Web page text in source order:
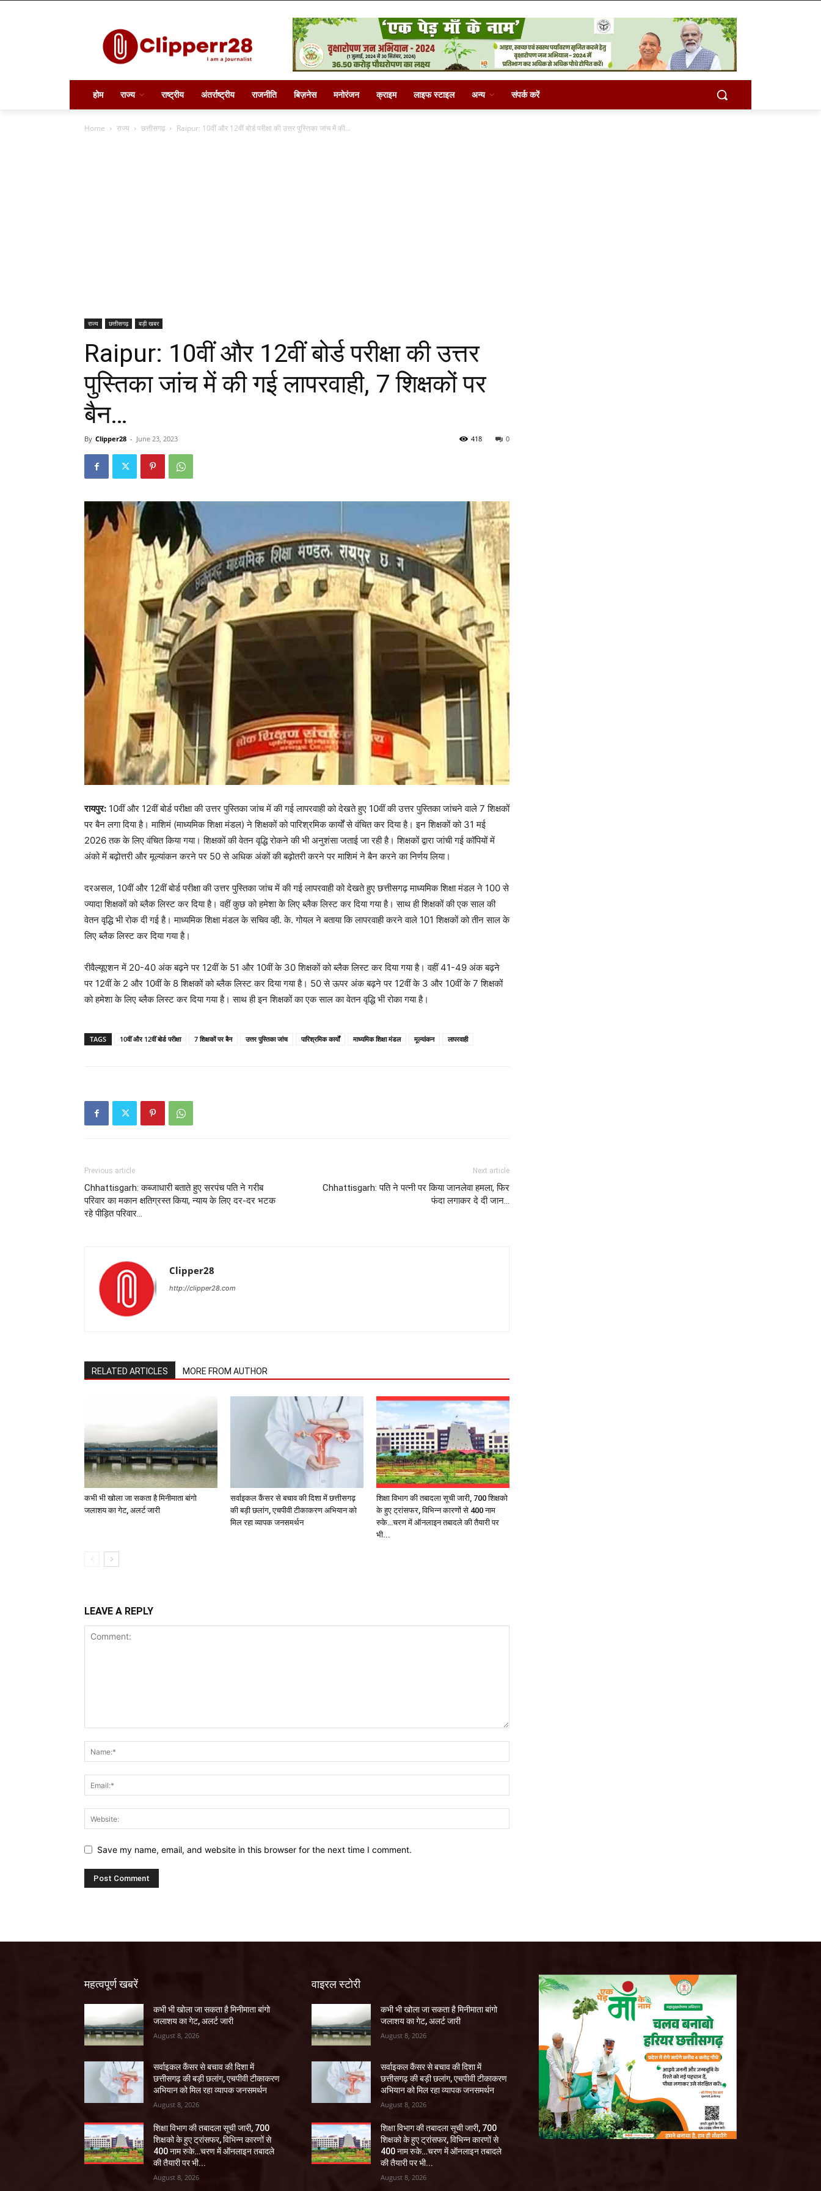
होम राज्य राष्ट्रीय अंतर्राष्ट्रीय राजनीति बिज़नेस मनोरंजन क्राइम लाइफ स्टाइल अन्य संपर्क करें
Home राज्य छत्तीसगढ़ Raipur: 10वीं और 12वीं बोर्ड परीक्षा की उत्तर पुस्तिका जांच में की...
राज्य छत्तीसगढ़ बड़ी खबर
Raipur: 10वीं और 12वीं बोर्ड परीक्षा की उत्तर
पुस्तिका जांच में की गई लापरवाही, 7 शिक्षकों पर
बैन…
By Clipper28 - June 23, 2023 0
418
रायपुर: 10वीं और 12वीं बोर्ड परीक्षा की उत्तर पुस्तिका जांच में की गई लापरवाही को देखते हुए 10वीं की उत्तर पुस्तिका जांचने वाले 7 शिक्षकों
पर बैन लगा दिया है। माशिमं (माध्यमिक शिक्षा मंडल) ने शिक्षकों को पारिश्रमिक कार्यों से वंचित कर दिया है। इन शिक्षकों को 31 मई
2026 तक के लिए वंचित किया गया। शिक्षकों की वेतन वृद्धि रोकने की भी अनुशंसा जताई जा रही है। शिक्षकों द्वारा जांची गई कॉपियों में
अंको में बढ़ोत्तरी और मूल्यांकन करने पर 50 से अधिक अंकों की बढ़ोतरी करने पर माशिमं ने बैन करने का निर्णय लिया।
दरअसल, 10वीं और 12वीं बोर्ड परीक्षा की उत्तर पुस्तिका जांच में की गई लापरवाही को देखते हुए छत्तीसगढ़ माध्यमिक शिक्षा मंडल ने 100 से
ज्यादा शिक्षकों को ब्लैक लिस्ट कर दिया है। वहीं कुछ को हमेशा के लिए ब्लैक लिस्ट कर दिया गया है। साथ ही शिक्षकों की एक साल की
वेतन वृद्धि भी रोक दी गई है। माध्यमिक शिक्षा मंडल के सचिव व्ही. के. गोयल ने बताया कि लापरवाही करने वाले 101 शिक्षकों को तीन साल के
लिए ब्लैक लिस्ट कर दिया गया है।
रीवैल्यूएशन में 20-40 अंक बढ़ने पर 12वीं के 51 और 10वीं के 30 शिक्षकों को ब्लैक लिस्ट कर दिया गया है। वहीं 41-49 अंक बढ़ने
पर 12वीं के 2 और 10वीं के 8 शिक्षकों को ब्लैक लिस्ट कर दिया गया है। 50 से ऊपर अंक बढ़ने पर 12वीं के 3 और 10वीं के 7 शिक्षकों
को हमेशा के लिए ब्लैक लिस्ट कर दिया गया है। साथ ही इन शिक्षकों का एक साल का वेतन वृद्धि भी रोका गया है।
TAGS 10वीं और 12वीं बोर्ड परीक्षा 7 शिक्षकों पर बैन उत्तर पुस्तिका जांच पारिश्रमिक कार्यों माध्यमिक शिक्षा मंडल मूल्यांकन लापरवाही
Previous article
Chhattisgarh: कब्जाधारी बताते हुए सरपंच पति ने गरीब
परिवार का मकान क्षतिग्रस्त किया, न्याय के लिए दर-दर भटक
रहे पीड़ित परिवार…
Next article
Chhattisgarh: पति ने पत्नी पर किया जानलेवा हमला, फिर
फंदा लगाकर दे दी जान…
Clipper28
http://clipper28.com
RELATED ARTICLES MORE FROM AUTHOR
कभी भी खोला जा सकता है मिनीमाता बांगो
जलाशय का गेट, अलर्ट जारी
सर्वाइकल कैंसर से बचाव की दिशा में छत्तीसगढ़
की बड़ी छलांग, एचपीवी टीकाकरण अभियान को
मिल रहा व्यापक जनसमर्थन
शिक्षा विभाग की तबादला सूची जारी, 700 शिक्षको
के हुए ट्रांसफर, विभिन्न कारणों से 400 नाम
रुके…चरण में ऑनलाइन तबादले की तैयारी पर
भी...
LEAVE A REPLY
Save my name, email, and website in this browser for the next time I comment.
महत्वपूर्ण खबरें
कभी भी खोला जा सकता है मिनीमाता बांगो
जलाशय का गेट, अलर्ट जारी
August 8, 2026
सर्वाइकल कैंसर से बचाव की दिशा में
छत्तीसगढ़ की बड़ी छलांग, एचपीवी टीकाकरण
अभियान को मिल रहा व्यापक जनसमर्थन
August 8, 2026
शिक्षा विभाग की तबादला सूची जारी, 700
शिक्षको के हुए ट्रांसफर, विभिन्न कारणों से
400 नाम रुके…चरण में ऑनलाइन तबादले
की तैयारी पर भी...
August 8, 2026
वाइरल स्टोरी
कभी भी खोला जा सकता है मिनीमाता बांगो
जलाशय का गेट, अलर्ट जारी
August 8, 2026
सर्वाइकल कैंसर से बचाव की दिशा में
छत्तीसगढ़ की बड़ी छलांग, एचपीवी टीकाकरण
अभियान को मिल रहा व्यापक जनसमर्थन
August 8, 2026
शिक्षा विभाग की तबादला सूची जारी, 700
शिक्षको के हुए ट्रांसफर, विभिन्न कारणों से
400 नाम रुके…चरण में ऑनलाइन तबादले
की तैयारी पर भी...
August 8, 2026